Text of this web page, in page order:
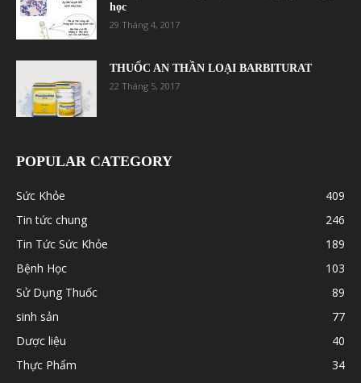
học
29 Tháng 4, 2017
THUỐC AN THẦN LOẠI BARBITURAT
22 Tháng 5, 2017
POPULAR CATEGORY
Sức Khỏe
409
Tin tức chung
246
Tin Tức Sức Khỏe
189
Bệnh Học
103
Sử Dụng Thuốc
89
sinh sản
77
Dược liệu
40
Thực Phẩm
34